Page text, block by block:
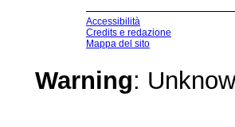
Accessibilità
Credits e redazione
Mappa del sito
Warning: